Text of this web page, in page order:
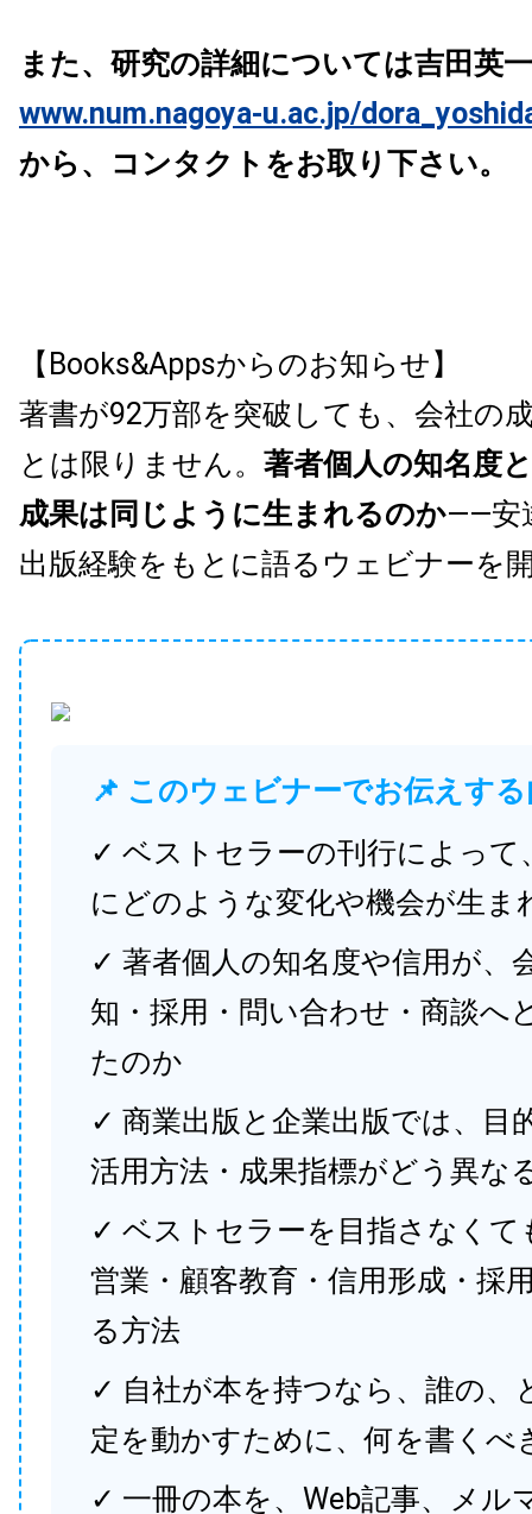
また、研究の詳細については吉田英
www.num.nagoya-u.ac.jp/
から、コンタクトをお取り下さい。
【Books&Appsからのお知らせ】
著書が92万部を突破しても、会社の
とは限りません。 著者個人の知名度
成果は同じように生まれるのか——安
出版経験をもとに語るウェビナーを
📌 このウェビナーでお伝えす
✓ ベストセラーの刊行によって
にどのような変化や機会が生ま
✓ 著者個人の知名度や信用が、
知・採用・問い合わせ・商談へ
たのか
✓ 商業出版と企業出版では、目
活用方法・成果指標がどう異な
✓ ベストセラーを目指さなくて
営業・顧客教育・信用形成・採
る方法
✓ 自社が本を持つなら、誰の、
定を動かすために、何を書くべ
✓ 一冊の本を、Web記事、メル